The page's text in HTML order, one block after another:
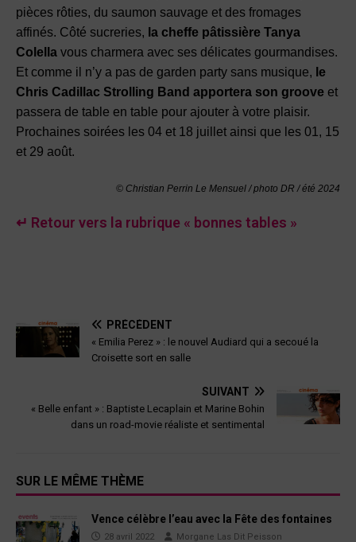
pièces rôties, du saumon sauvage et des fromages
affinés. Côté sucreries, la cheffe pâtissière Tanya
Colella vous charmera avec ses délicates gourmandises.
Et comme il n’y a pas de garden party sans musique, le
Chris Cadillac Strolling Band apportera son groove et
passera de table en table pour ajouter à votre plaisir.
Prochaines soirées les 04 et 18 juillet ainsi que les 01, 15
et 29 août.
© Christian Perrin Le Mensuel / photo DR /été 2024
↵ Retour vers la rubrique « bonnes tables »
PRÉCÉDENT
« Emilia Perez » : le nouvel Audiard qui a secoué la
Croisette sort en salle
SUIVANT
« Belle enfant » : Baptiste Lecaplain et Marine Bohin
dans un road-movie réaliste et sentimental
SUR LE MÊME THÈME
Vence célèbre l’eau avec la Fête des fontaines
28 avril 2022 Morgane Las Dit Peisson